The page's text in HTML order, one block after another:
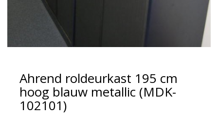
Ahrend roldeurkast 195 cm
hoog blauw metallic (MDK-
102101)